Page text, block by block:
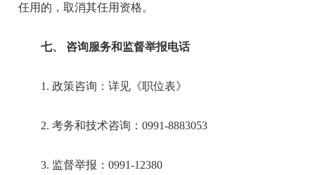
任用的，取消其任用资格。
七、 咨询服务和监督举报电话
1. 政策咨询：详见《职位表》
2. 考务和技术咨询：0991-8883053
3. 监督举报：0991-12380